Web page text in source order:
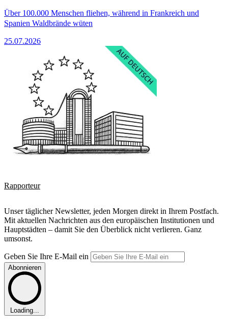
Über 100.000 Menschen fliehen, während in Frankreich und
Spanien Waldbrände wüten
25.07.2026
Rapporteur
Unser täglicher Newsletter, jeden Morgen direkt in Ihrem Postfach.
Mit aktuellen Nachrichten aus den europäischen Institutionen und
Hauptstädten – damit Sie den Überblick nicht verlieren. Ganz
umsonst.
Geben Sie Ihre E-Mail ein
Abonnieren
Loading...